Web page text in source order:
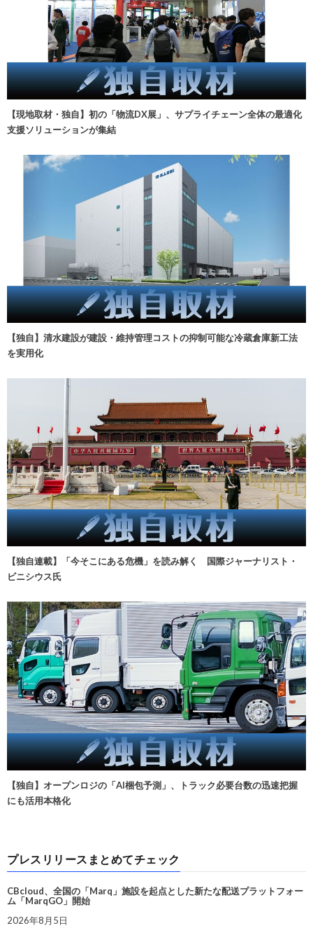
【現地取材・独自】初の「物流DX展」、サプライチェーン全体の最適化
支援ソリューションが集結
【独自】清水建設が建設・維持管理コストの抑制可能な冷蔵倉庫新工法
を実用化
【独自連載】「今そこにある危機」を読み解く 国際ジャーナリスト・
ビニシウス氏
【独自】オープンロジの「AI梱包予測」、トラック必要台数の迅速把握
にも活用本格化
プレスリリースまとめてチェック
CBcloud、全国の「Marq」施設を起点とした新たな配送プラットフォー
ム「MarqGO」開始
2026年8月5日